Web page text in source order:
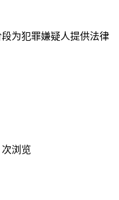
为犯罪嫌疑人提供法律
次浏览